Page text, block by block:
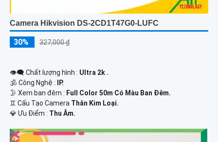
Camera Hikvision DS-2CD1T47G0-LUFC
30% 327,000 ₫
👁️‍🗨 Chất lượng hình : Ultra 2k .
🕉️ Công Nghệ :
IP.
🌛 Xem ban đêm : Full Color 50m Có Màu Ban Đêm.
♊ Cấu Tạo Camera Thân Kim Loại.
️💎 Ưu Điểm : Thu Âm.